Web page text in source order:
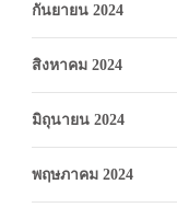
กันยายน 2024
สิงหาคม 2024
มิถุนายน 2024
พฤษภาคม 2024